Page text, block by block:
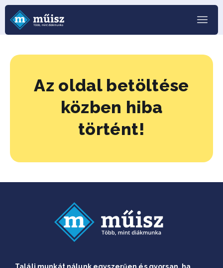
Az oldal betöltése
közben hiba
történt!